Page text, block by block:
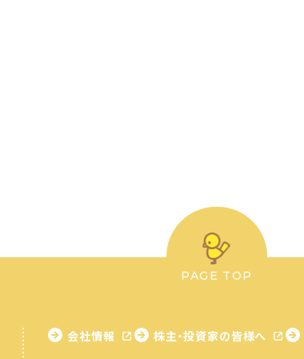
PAGE TOP
会社情報 株主・投資家の皆様へ